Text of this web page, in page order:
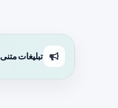
تبلیغات متنی